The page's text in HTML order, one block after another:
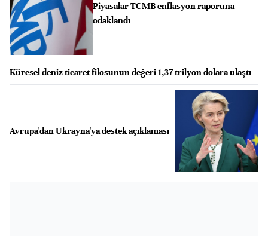
Piyasalar TCMB enflasyon raporuna
odaklandı
Küresel deniz ticaret filosunun değeri 1,37 trilyon dolara ulaştı
Avrupa'dan Ukrayna'ya destek açıklaması